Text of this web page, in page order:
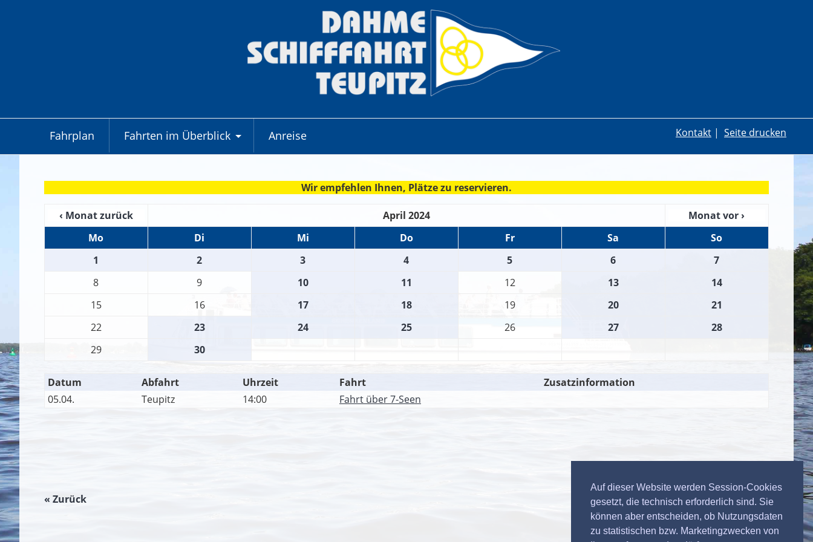
Auf dieser Website werden Session-Cookies
gesetzt, die technisch erforderlich sind. Sie
können aber entscheiden, ob Nutzungsdaten
zu statistischen bzw. Marketingzwecken von
Fahrplan Fahrten im Überblick Anreise Kontakt | Seite drucken
Wir empfehlen Ihnen, Plätze zu reservieren.
‹ Monat zurück April 2024
Monat vor ›
Mo
Di Mi Do Fr Sa
So
1
2 3 4 5 6
7
8
9 10 11 12 13
14
15
16 17 18 19 20
21
22
23 24 25 26 27
28
29
30
Datum Abfahrt Uhrzeit Fahrt
Zusatzinformation
05.04.
Teupitz 14:00 Fahrt über 7-Seen
« Zurück